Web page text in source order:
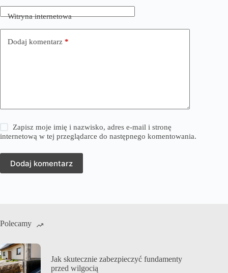
Witryna internetowa
Dodaj komentarz *
Zapisz moje imię i nazwisko, adres e-mail i stronę
internetową w tej przeglądarce do następnego komentowania.
Dodaj komentarz
Polecamy
Jak skutecznie zabezpieczyć fundamenty
przed wilgocią